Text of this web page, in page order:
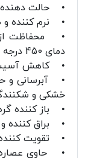
• حالت دهنده
• نرم کننده و
• محفاظت از
دمای 450 درجه فارنهایت/232 درجه سانتی گراد
• کاهش آسیب و
• آبرسانی و
خشکی و
• باز کننده
• براق کننده
• تقویت
• حاوی عصاره